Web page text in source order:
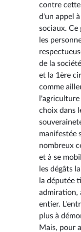
contre
d'un appel
sociaux.
les
de la
et la 1ère
comme
l'agriculture
choix dans
manifestée
nombreux
et à se
les dégâts
la députée
admiration,
entier.
plus à
Mais, pour